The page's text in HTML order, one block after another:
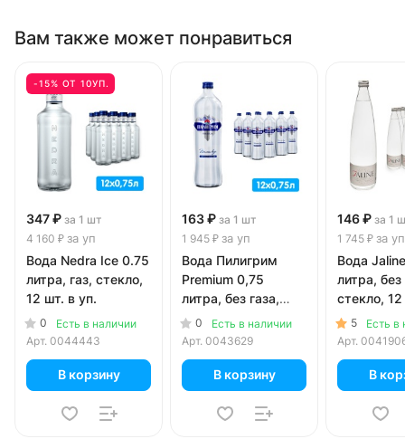
Вам также может понравиться
-15% ОТ 10УП.
347 ₽ за 1 шт
4 160 ₽ за уп
Вода Nedra Ice 0.75
литра, газ, стекло,
12 шт. в уп.
0
Есть в наличии
Арт. 0044443
В корзину
163 ₽ за 1 шт
1 945 ₽ за уп
Вода Пилигрим
Premium 0,75
литра, без газа,
стекло, 12 шт. в уп.
0
Есть в наличии
Арт. 0043629
В корзину
146 ₽ за 1
1 745 ₽ за уп
Вода
литра, без
стекло,
5
Есть в
Арт.
В